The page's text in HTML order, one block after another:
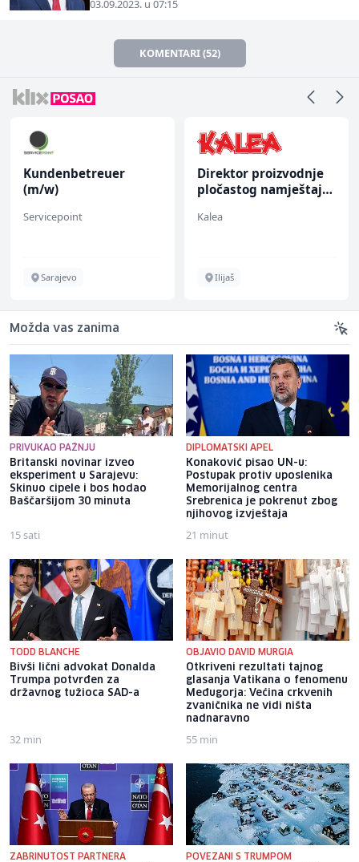
03.09.2023. u 07:15
KOMENTARI (52)
Kundenbetreuer
(m/w)
Servicepoint
Sarajevo
Direktor proizvodnje
pločastog namještaja
Kalea
Ilijaš
Možda vas zanima
PRIVUKAO PAŽNJU
Britanski novinar izveo
eksperiment u Sarajevu:
Skinuo cipele i bos hodao
Baščaršijom 30 minuta
15 sati
DIPLOMATSKI APEL
Konaković pisao UN-u:
Postupak protiv uposlenika
Memorijalnog centra
Srebrenica je pokrenut zbog
njihovog izvještaja
21 minut
TODD BLANCHE
Bivši lični advokat Donalda
Trumpa potvrđen za
državnog tužioca SAD-a
32 min
OBJAVIO DAVID MURGIA
Otkriveni rezultati tajnog
glasanja Vatikana o fenomenu
Međugorja: Većina crkvenih
zvaničnika ne vidi ništa
nadnaravno
55 min
ZABRINUTOST PARTNERA POVEZANI S TRUMPOM